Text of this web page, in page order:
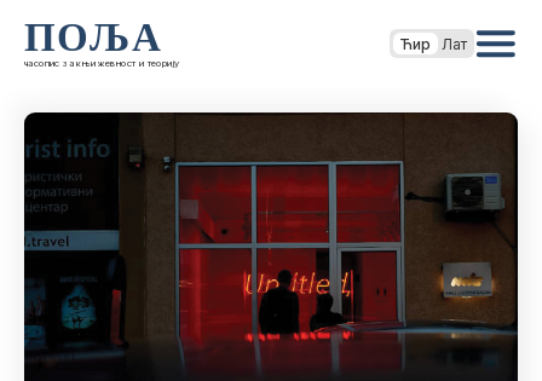
ПОЉА
часопис за књижевност и теорију
Ћир Лат